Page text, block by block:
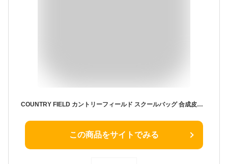
COUNTRY FIELD カントリーフィールド スクールバッグ 合成皮革 スクバ 通学カバン 鞄 高校生 学生 中学生 日本製 通学 学校 通塾 バッグ 学生鞄 入学祝 メンズ レディース 学生カバン スクール
この商品をサイトでみる